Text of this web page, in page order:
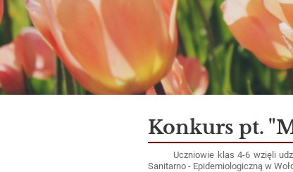
Aktualności
Konkurs pt.
Uczniowie klas 4-6 wzięli
Sanitarno - Epidemiologiczną w